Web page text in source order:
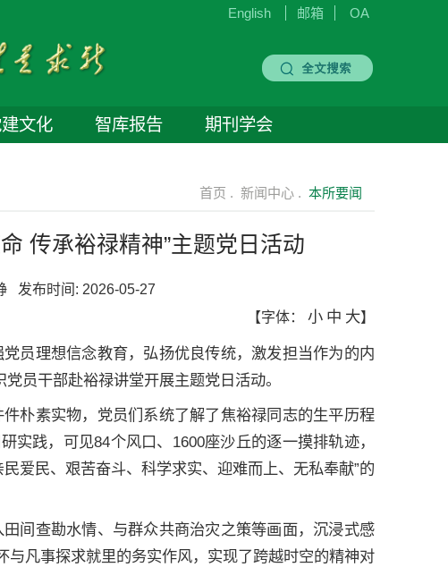
English 邮箱 OA
文化 智库报告 期刊学会
首页 . 新闻中心 . 本所要闻
传承裕禄精神”主题党日活动
发布时间: 2026-05-27
【字体： 小 中 大】
员理想信念教育，弘扬优良传统，激发担当作为的内
员干部赴裕禄讲堂开展主题党日活动。
朴素实物，党员们系统了解了焦裕禄同志的生平历程
实践，可见84个风口、1600座沙丘的逐一摸排轨迹，
爱民、艰苦奋斗、科学求实、迎难而上、无私奉献”的
间查勘水情、与群众共商治灾之策等画面，沉浸式感
与凡事探求就里的务实作风，实现了跨越时空的精神对